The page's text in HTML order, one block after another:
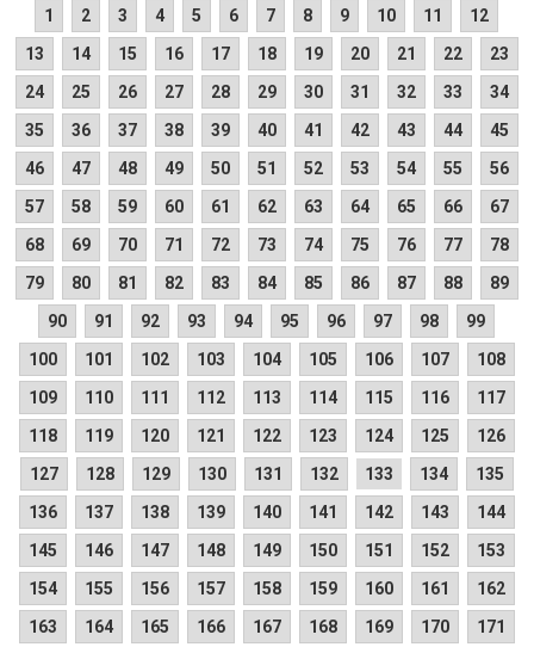
1 2 3 4 5 6 7 8 9 10 11
12
13
14 15 16 17 18 19 20 21 22
23
24
25 26 27 28 29 30 31 32 33
34
35
36 37 38 39 40 41 42 43 44
45
46
47 48 49 50 51 52 53 54 55
56
57
58 59 60 61 62 63 64 65 66
67
68
69 70 71 72 73 74 75 76 77
78
79
80 81 82 83 84 85 86 87 88
89
90
91 92 93 94 95 96 97 98
99
100
101 102 103 104 105 106 107
108
109
110 111 112 113 114 115 116
117
118
119 120 121 122 123 124 125
126
127
128 129 130 131 132 133 134
135
136
137 138 139 140 141 142 143
144
145
146 147 148 149 150 151 152
153
154
155 156 157 158 159 160 161
162
163
164 165 166 167 168 169 170 171